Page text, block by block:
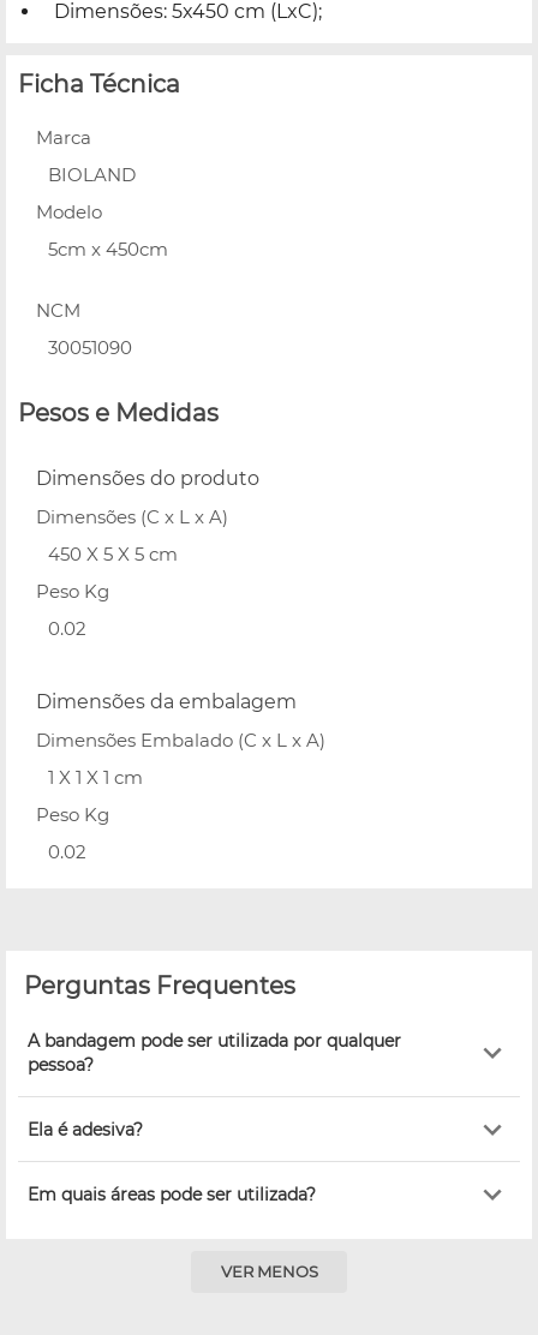
Dimensões: 5x450 cm (LxC);
Ficha Técnica
Marca
BIOLAND
Modelo
5cm x 450cm
NCM
30051090
Pesos e Medidas
Dimensões do produto
Dimensões (C x L x A)
450 X 5 X 5 cm
Peso Kg
0.02
Dimensões da embalagem
Dimensões Embalado (C x L x A)
1 X 1 X 1 cm
Peso Kg
0.02
Perguntas Frequentes
A bandagem pode ser utilizada por qualquer
pessoa?
Ela é adesiva?
Em quais áreas pode ser utilizada?
VER MENOS